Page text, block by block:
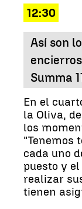
12:30
Así son
Summa
En el
la Oliva,
los
"Tenemos
cada uno
puesto y
realizar
tienen